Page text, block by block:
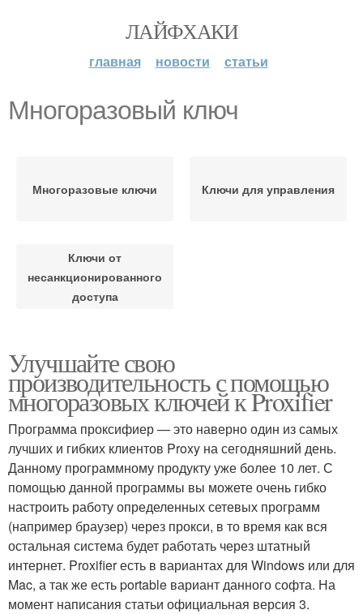
ЛАЙФХАКИ
главная новости статьи
Многоразовый ключ
Многоразовые ключи Ключи для управления
Ключи от
несанкционированного
доступа
Улучшайте свою
производительность с помощью
многоразовых ключей к Proxifier
Программа проксифиер — это наверно один из самых
лучших и гибких клиентов Proxy на сегодняшний день.
Данному программному продукту уже более 10 лет. С
помощью данной программы вы можете очень гибко
настроить работу определенных сетевых программ
(например браузер) через прокси, в то время как вся
остальная система будет работать через штатный
интернет. Proxifier есть в вариантах для Windows или для
Mac, а так же есть portable вариант данного софта. На
момент написания статьи официальная версия 3.